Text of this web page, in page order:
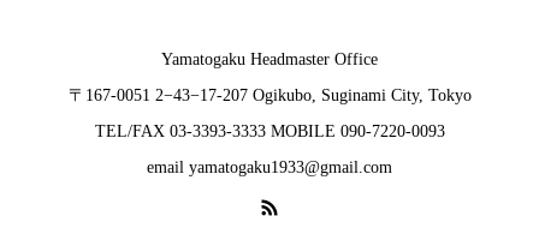
Yamatogaku Headmaster Office
〒167-0051 2−43−17-207 Ogikubo, Suginami City, Tokyo
TEL/FAX 03-3393-3333 MOBILE 090-7220-0093
email yamatogaku1933@gmail.com